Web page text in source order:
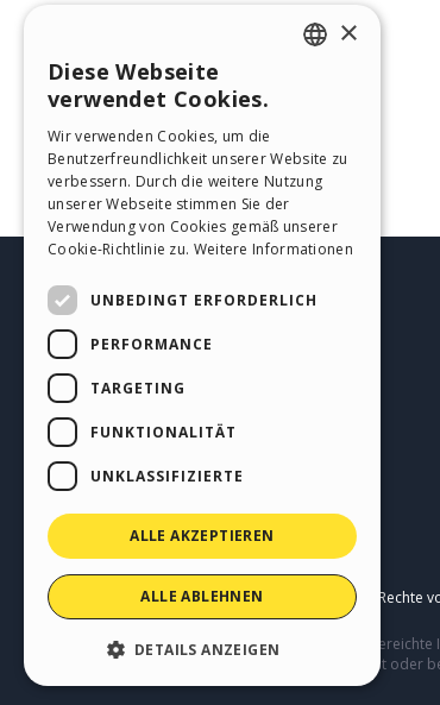
HELP CENTER
Anleitungen
Websites von Nutzern
Copyright © 2026Incomedia s.r.l. Alle Rechte
Diese Seite enthält von Benutzern
Verhalten von Dritten in Verbindung mit oder
GERMAN
SPANISH
PORTUGUESE
×
Diese Webseite
verwendet Cookies.
Wir verwenden Cookies, um die
Benutzerfreundlichkeit unserer Website zu
verbessern. Durch die weitere Nutzung
unserer Webseite stimmen Sie der
Verwendung von Cookies gemäß unserer
Cookie-Richtlinie zu. Weitere Informationen
UNBEDINGT ERFORDERLICH
PERFORMANCE
TARGETING
FUNKTIONALITÄT
UNKLASSIFIZIERTE
ALLE AKZEPTIEREN
ALLE ABLEHNEN
DETAILS ANZEIGEN